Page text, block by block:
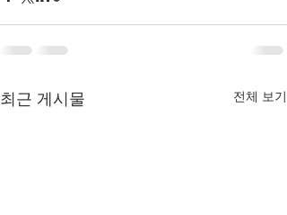
최근 게시물 전체 보기